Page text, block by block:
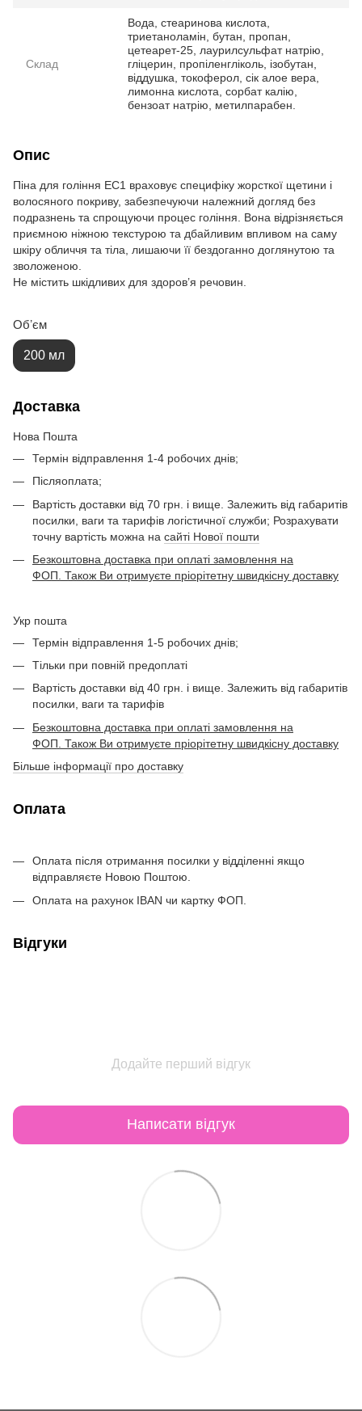
Склад
Вода, стеаринова кислота,
триетаноламін, бутан, пропан,
цетеарет-25, лаурилсульфат натрію,
гліцерин, пропіленгліколь, ізобутан,
віддушка, токоферол, сік алое вера,
лимонна кислота, сорбат калію,
бензоат натрію, метилпарабен.
Опис
Піна для гоління ЕС1 враховує специфіку жорсткої щетини і
волосяного покриву, забезпечуючи належний догляд без
подразнень та спрощуючи процес гоління. Вона відрізняється
приємною ніжною текстурою та дбайливим впливом на саму
шкіру обличчя та тіла, лишаючи її бездоганно доглянутою та
зволоженою.
Не містить шкідливих для здоров’я речовин.
Обʼєм
200 мл
Доставка
Нова Пошта
Термін відправлення 1-4 робочих днів;
Післяоплата;
Вартість доставки від 70 грн. і вище. Залежить від габаритів
посилки, ваги та тарифів логістичної служби; Розрахувати
точну вартість можна на сайті Нової пошти
Безкоштовна доставка при оплаті замовлення на
ФОП. Також Ви отримуєте пріорітетну швидкісну доставку
Укр пошта
Термін відправлення 1-5 робочих днів;
Тільки при повній предоплаті
Вартість доставки від 40 грн. і вище. Залежить від габаритів
посилки, ваги та тарифів
Безкоштовна доставка при оплаті замовлення на
ФОП. Також Ви отримуєте пріорітетну швидкісну доставку
Більше інформації про доставку
Оплата
Оплата після отримання посилки у відділенні якщо
відправляєте Новою Поштою.
Оплата на рахунок IBAN чи картку ФОП.
Відгуки
Додайте перший відгук
Написати відгук